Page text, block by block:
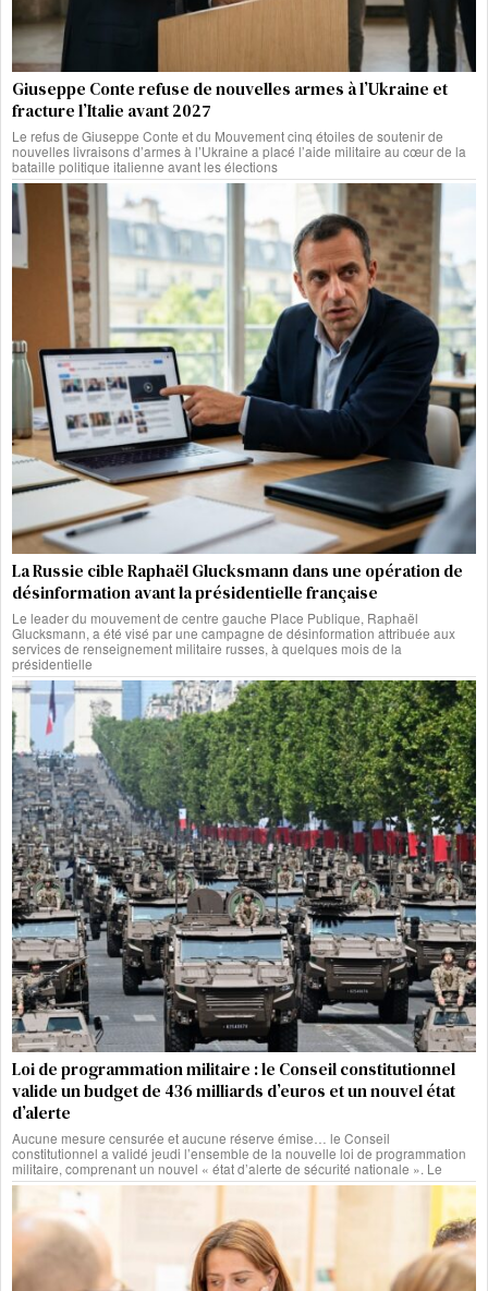
Giuseppe Conte refuse de nouvelles armes à l’Ukraine et
fracture l’Italie avant 2027
Le refus de Giuseppe Conte et du Mouvement cinq étoiles de soutenir de
nouvelles livraisons d’armes à l’Ukraine a placé l’aide militaire au cœur de la
bataille politique italienne avant les élections
La Russie cible Raphaël Glucksmann dans une opération de
désinformation avant la présidentielle française
Le leader du mouvement de centre gauche Place Publique, Raphaël
Glucksmann, a été visé par une campagne de désinformation attribuée aux
services de renseignement militaire russes, à quelques mois de la
présidentielle
Loi de programmation militaire : le Conseil constitutionnel
valide un budget de 436 milliards d’euros et un nouvel état
d’alerte
Aucune mesure censurée et aucune réserve émise… le Conseil
constitutionnel a validé jeudi l’ensemble de la nouvelle loi de programmation
militaire, comprenant un nouvel « état d’alerte de sécurité nationale ». Le